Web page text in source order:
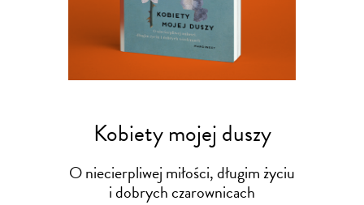
Kobiety mojej duszy
O niecierpliwej miłości, długim życiu
i dobrych czarownicach